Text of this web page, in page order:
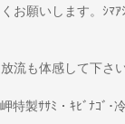
お願いします。ｼﾏ
流も体感して下さ
特製ｻｻﾐ・ｷﾋﾞﾅｺﾞ･